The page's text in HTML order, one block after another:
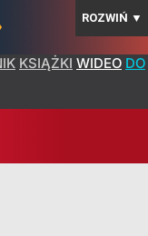
ROZWIŃ ▼
KSIĄŻKI WIDEO DO